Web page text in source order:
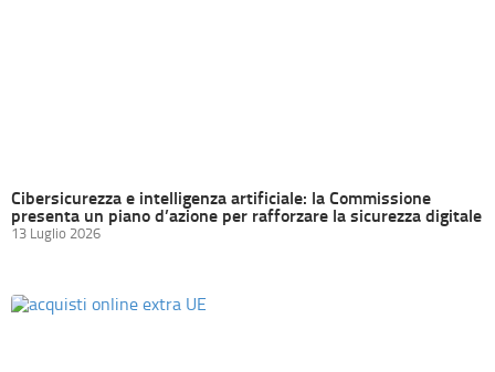
Cibersicurezza e intelligenza artificiale: la Commissione
presenta un piano d’azione per rafforzare la sicurezza digitale
13 Luglio 2026